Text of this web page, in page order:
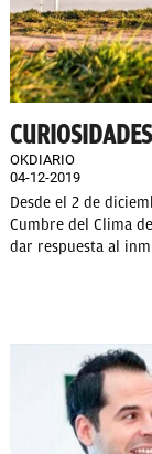
OKDIARIO
04-12-2019
Desde el 2 de
Cumbre del Clima
dar respuesta al